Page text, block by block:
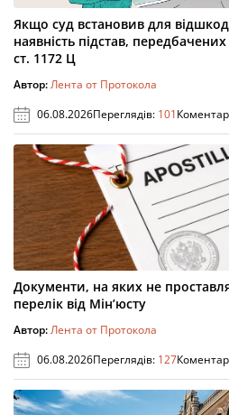
Якщо суд встановив для
наявність підстав,
ст. 1172 Ц
Автор:Лента от Протокола
06.08.2026Переглядів: 101
Документи, на яких не
перелік від Мін’юсту
Автор:Лента от Протокола
06.08.2026Переглядів: 127